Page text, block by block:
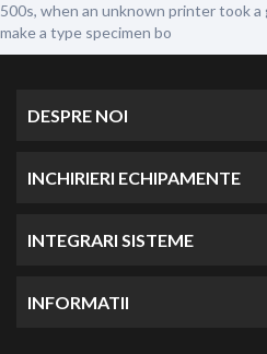
500s, when an unknown printer took
make a type specimen bo
DESPRE NOI
INCHIRIERI ECHIPAMENTE
INTEGRARI SISTEME
INFORMATII